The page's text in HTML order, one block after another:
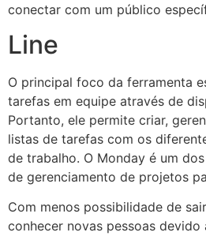
conectar com um público
Line
O principal foco da ferramenta
tarefas em equipe através de
Portanto, ele permite criar,
listas de tarefas com os
de trabalho. O Monday é um
de gerenciamento de projetos
Com menos possibilidade de
conhecer novas pessoas